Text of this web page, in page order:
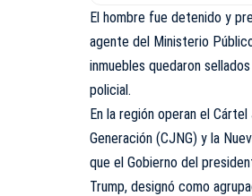
El hombre fue detenido y
agente del Ministerio
inmuebles quedaron
policial.
En la región operan el
Generación (CJNG) y la
que el Gobierno del
Trump, designó como